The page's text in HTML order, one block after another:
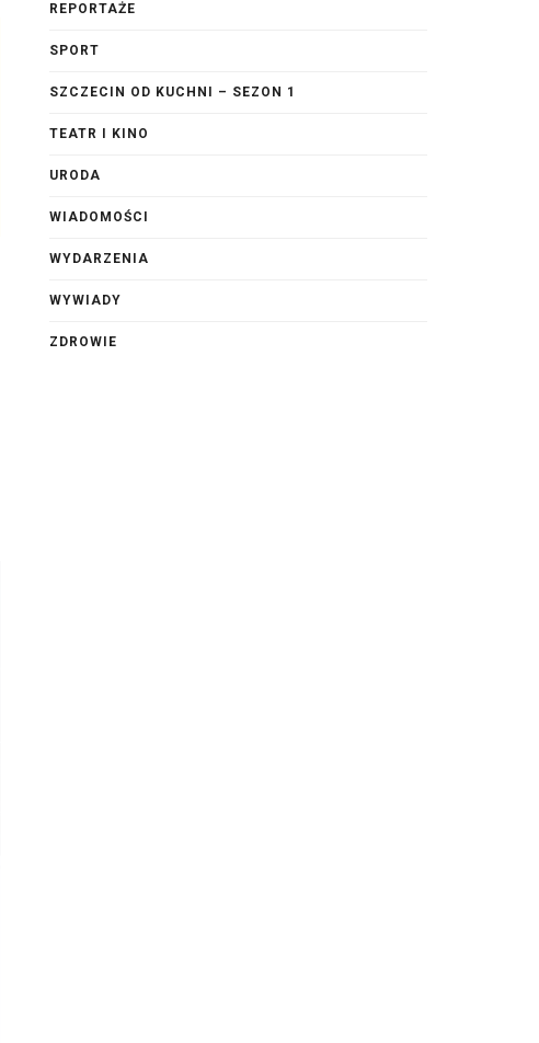
REPORTAŻE
SPORT
SZCZECIN OD KUCHNI – SEZON 1
TEATR I KINO
URODA
WIADOMOŚCI
WYDARZENIA
WYWIADY
ZDROWIE